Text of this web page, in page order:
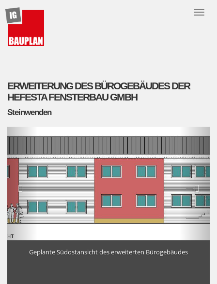
Toggle
ERWEITERUNG DES BÜROGEBÄUDES DER
HEFESTA FENSTERBAU GMBH
Steinwenden
Geplante Südostansicht des erweiterten Bürogebäudes